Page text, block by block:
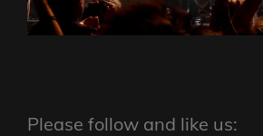
Please follow and like us: